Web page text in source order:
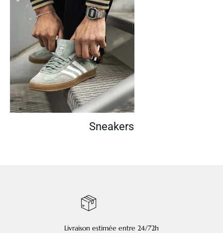
Sneakers
Livraison estimée entre 24/72h